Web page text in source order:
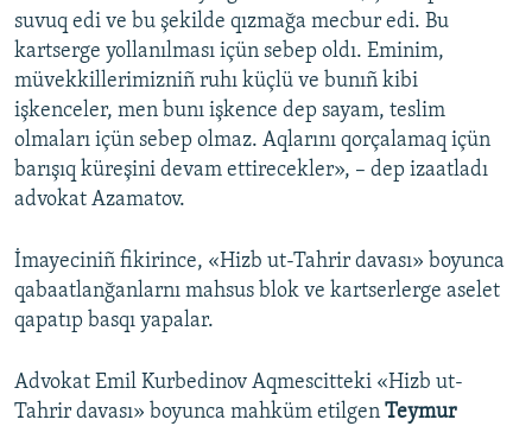
suvuq edi ve bu şekilde qızmağa mecbur edi. Bu
kartserge yollanılması içün sebep oldı. Eminim,
müvekkillerimizniñ ruhı küçlü ve bunıñ kibi
işkenceler, men bunı işkence dep sayam, teslim
olmaları içün sebep olmaz. Aqlarını qorçalamaq içün
barışıq küreşini devam ettirecekler», – dep izaatladı
advokat Azamatov.
İmayeciniñ fikirince, «Hizb ut-Tahrir davası» boyunca
qabaatlanğanlarnı mahsus blok ve kartserlerge aselet
qapatıp basqı yapalar.
Advokat Emil Kurbedinov Aqmescitteki «Hizb ut-
Tahrir davası» boyunca mahküm etilgen Teymur